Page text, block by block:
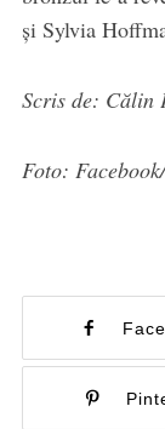
şi Sylvia
Scris de: Călin
Foto: Facebook/